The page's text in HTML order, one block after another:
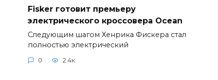
Fisker готовит премьеру
электрического кроссовера Ocean
Следующим шагом Хенрика Фискера стал
полностью электрический
0 2.4к.